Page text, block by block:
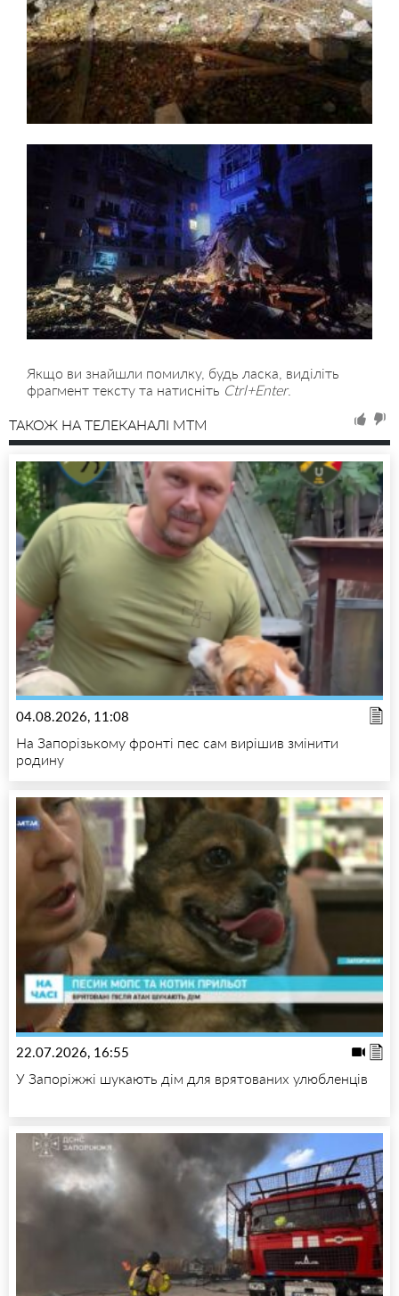
Якщо ви знайшли помилку, будь ласка, виділіть
фрагмент тексту та натисніть Ctrl+Enter.
ТАКОЖ НА ТЕЛЕКАНАЛІ MTM
04.08.2026, 11:08
На Запорізькому фронті пес сам вирішив змінити
родину
22.07.2026, 16:55
У Запоріжжі шукають дім для врятованих улюбленців